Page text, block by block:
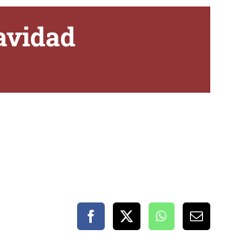
Facebook
X WhatsAppCorreo
electrónico